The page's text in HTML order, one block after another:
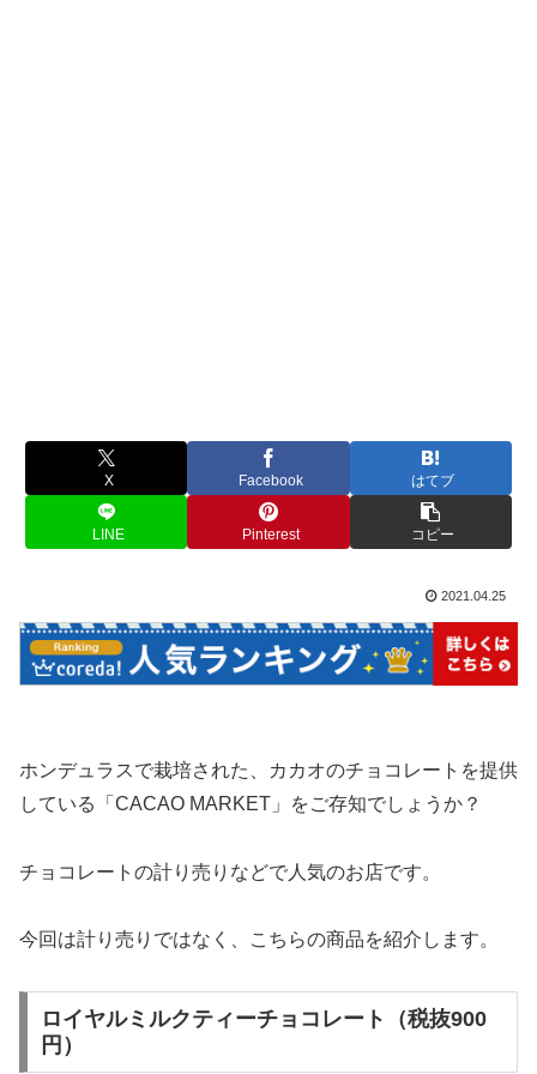
X Facebook はてブ
LINE Pinterest コピー
2021.04.25
ホンデュラスで栽培された、カカオのチョコレートを提供
している「CACAO MARKET」をご存知でしょうか？
チョコレートの計り売りなどで人気のお店です。
今回は計り売りではなく、こちらの商品を紹介します。
ロイヤルミルクティーチョコレート（税抜900
円）